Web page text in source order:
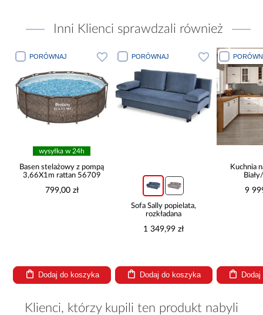
Inni Klienci sprawdzali również
PORÓWNAJ
wysyłka w 24h
Basen stelażowy z pompą
3,66X1m rattan 56709
799,00 zł
Dodaj do koszyka
PORÓWNAJ
Sofa Sally popielata,
rozkładana
1 349,99 zł
Dodaj do koszyka
Kuchnia
9
Klienci, którzy kupili ten produkt nabyli